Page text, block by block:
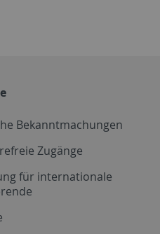
Bekanntmachungen
Zugänge
für internationale